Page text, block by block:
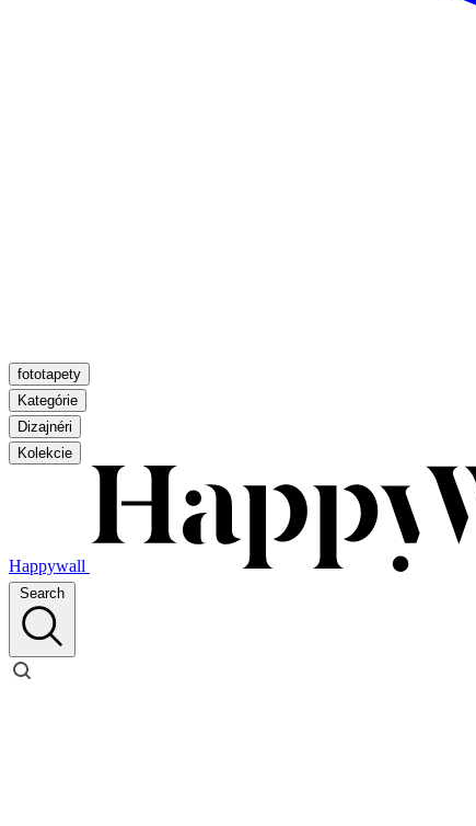
fototapety
Kategórie
Dizajnéri
Kolekcie
Happywall
Search